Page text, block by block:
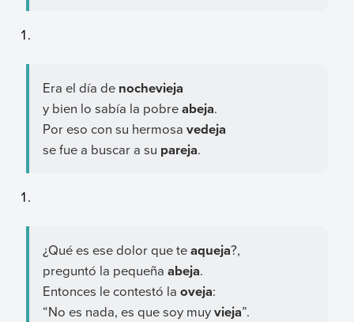
Era el día de nochevieja
y bien lo sabía la pobreabeja.
Por eso con su hermosa vedeja
se fue a buscar a su pareja.
¿Qué es ese dolor que teaqueja?,
preguntó la pequeña abeja.
Entonces le contestó la oveja:
“No es nada, es que soy muyvieja”.